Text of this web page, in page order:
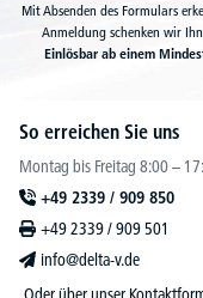
Mit Absenden des Formulars
Anmeldung schenken wir
Einlösbar ab einem
So erreichen Sie uns
Montag bis Freitag 8:00 –
+49 2339 / 909 850
+49 2339 / 909 501
info@delta-v.de